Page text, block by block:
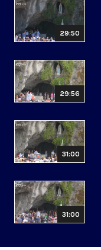
29:50
29:56
31:00
31:00